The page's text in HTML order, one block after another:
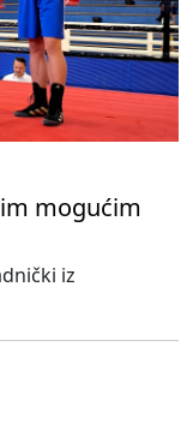
mogućim
iz